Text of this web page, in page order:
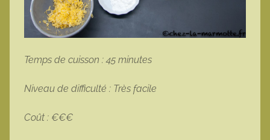
Temps de cuisson : 45 minutes
Niveau de difficulté : Très facile
Coût : €€€